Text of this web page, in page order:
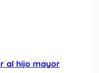
al hijo mayor